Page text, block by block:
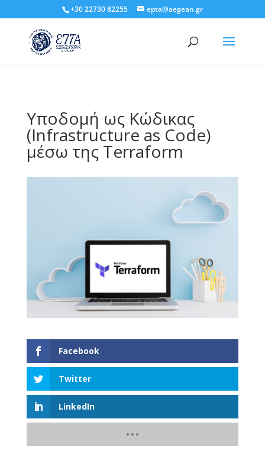
+30 22730 82255 epta@aegean.gr
Υποδομή ως Κώδικας
(Infrastructure as Code)
μέσω της Terraform
Facebook
Twitter
LinkedIn